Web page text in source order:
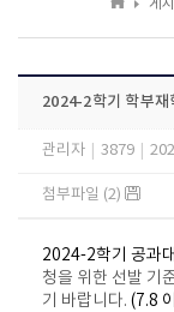
게
2024-2학기 학부재
관리자 3879
첨부파일 (2)
2024-2학기 공과
청을 위한 선발 기
기 바랍니다. (7.8